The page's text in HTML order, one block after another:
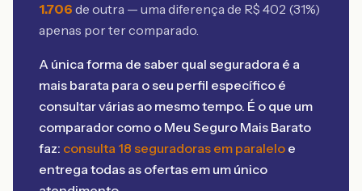
1.706 de outra — uma diferença de R$ 402 (31%)
apenas por ter comparado.
A única forma de saber qual seguradora é a
mais barata para o seu perfil específico é
consultar várias ao mesmo tempo. É o que um
comparador como o Meu Seguro Mais Barato
faz: consulta 18 seguradoras em paralelo e
entrega todas as ofertas em um único